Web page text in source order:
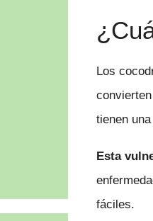
Los
tienen
Esta
fáciles.